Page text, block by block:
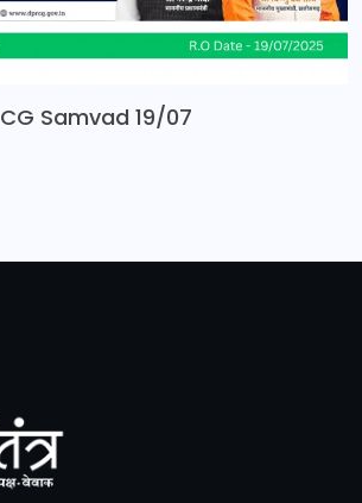
CG Samvad 19/07